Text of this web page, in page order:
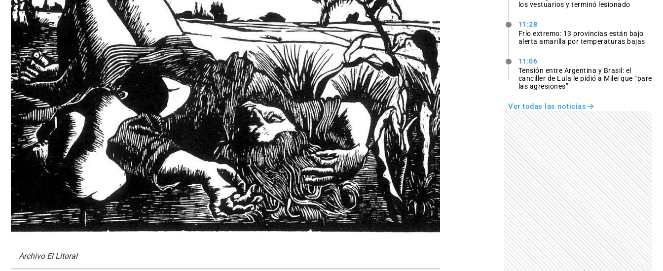
Archivo El Litoral
los vestuarios y terminó lesionado
11:28
Frío extremo: 13 provincias están bajo
alerta amarilla por temperaturas bajas
11:06
Tensión entre Argentina y Brasil: el
canciller de Lula le pidió a Milei que “pare
las agresiones”
Ver todas las noticias